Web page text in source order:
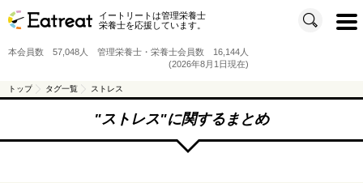
イートリートは管理栄養士
栄養士を応援しています。
t
o
i
o
本会員数 57,048人 管理栄養士・栄養士会員数 16,144人
(2026年8月1日現在)
トップ タグ一覧 ストレス
"ストレス"に関するまとめ